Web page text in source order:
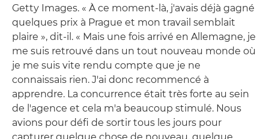
Getty Images. « À ce moment-là, j'avais déjà gagné
quelques prix à Prague et mon travail semblait
plaire », dit-il. « Mais une fois arrivé en Allemagne, je
me suis retrouvé dans un tout nouveau monde où
je me suis vite rendu compte que je ne
connaissais rien. J'ai donc recommencé à
apprendre. La concurrence était très forte au sein
de l'agence et cela m'a beaucoup stimulé. Nous
avions pour défi de sortir tous les jours pour
capturer quelque chose de nouveau, quelque